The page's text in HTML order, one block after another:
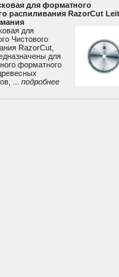
для форматного
распиливания RazorCut
для
Чистового
RazorCut,
для
форматного
... подробнее